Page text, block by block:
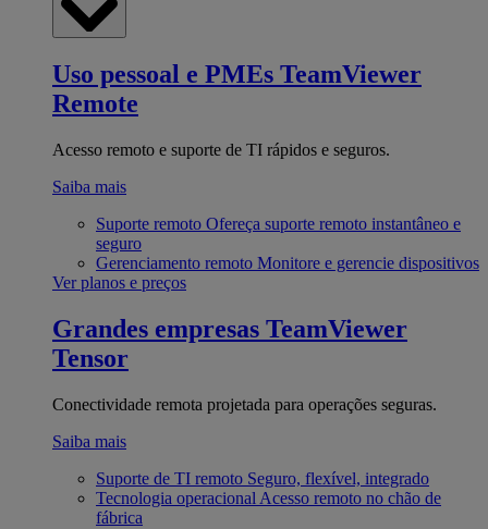
Uso pessoal e PMEs TeamViewer
Remote
Acesso remoto e suporte de TI rápidos e seguros.
Saiba mais
Suporte remoto Ofereça suporte remoto instantâneo e
seguro
Gerenciamento remoto Monitore e gerencie dispositivos
Ver planos e preços
Grandes empresas TeamViewer
Tensor
Conectividade remota projetada para operações seguras.
Saiba mais
Suporte de TI remoto Seguro, flexível, integrado
Tecnologia operacional Acesso remoto no chão de
fábrica